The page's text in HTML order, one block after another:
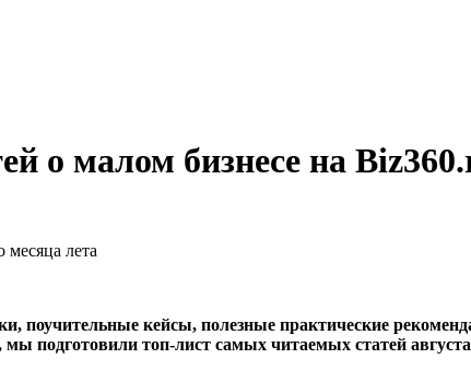
о малом бизнесе на
месяца лета
поучительные кейсы, полезные практические
подготовили топ-лист самых читаемых статей